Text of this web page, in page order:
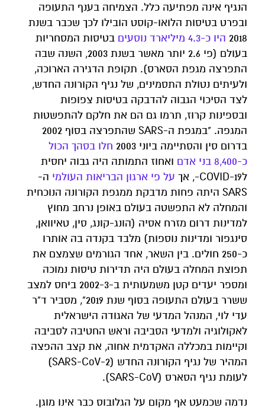
הנגיף אינה מפתיעה כלל. הצמיחה בענף התעופה
ובפרט בטיסות הלואו-קוסט הובילו לכך שכבר בשנת
2018 היו כ-4.3 מיליארד נוסעים
בטיסות המסחריות
בעולם (פי 2.6 יותר מאשר בשנת 2003, השנה שבה
התפרצה מגפת הסארס). תקופת הדגירה הארוכה,
ולעיתים נטולת התסמינים, של נגיף הקורונה החדש,
לצד הסיכוי הגבוה להדבקה בטיסות צפופות
ובספינות קרוז, תרמו גם הם את חלקם להתפשטות
המגפה. "במגפת ה-SARS שהתפרצה בסוף 2002
בדרום סין והסתיימה ביוני 2003
חלו בסהך הכול
כ-8,400 בני אדם
ואחוז התמותה היה גבוה יחסית
לCOVID-19-, אך
על פי ארגון הבריאות העולמי ה-
SARS היתה פחות מדבקת ממגפת הקורונה הנוכחית
והמחלה לא התפשטה בעולם באופן נרחב מחוץ
למדינות דרום מזרח אסיה (הונג-קונג, סין, טאיוואן,
סינגפור ומדינות נוספות) מלבד בקנדה בה אותרו
כ-250 חולים. בין השאר, אחד הגורמים שצמצם את
תפוצת המחלה בעולם היה תדירות טיסות נמוכה
ומספר יעדים קטן משמעותית ב-2002-3 ביחס למצב
ששרר בעולם התעופה בסוף שנת 2019", מסביר ד"ר
עדי לוי, המנהל המדעי של האגודה הישראלית
לאקולוגיה ולמדעי הסביבה וראש החטיבה לסביבה
וקיימות במכללה האקדמית אחוה, את קצב ההפצה
המהיר של נגיף הקורונה החדש (SARS-CoV-2)
לעומת נגיף הסארס (SARS-CoV).
נדמה שכמעט אף מקום על הגלובוס כבר אינו מוגן.